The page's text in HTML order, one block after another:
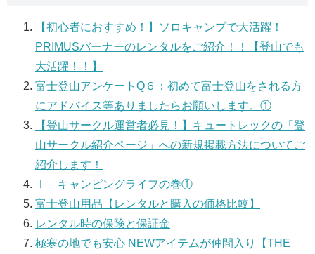
【初心者におすすめ！】ソロキャンプで大活躍！
PRIMUSバーナーのレンタルをご紹介！！【登山でも
大活躍！！】
富士登山アンケートQ６：初めて富士登山をされる方
にアドバイス等ありましたらお願いします。①
【登山サークル運営者必見！】キュートレックの「登
山サークル紹介ページ」への新規掲載方法についてご
紹介します！
Ⅰ キャンピングライフの巻①
富士登山用品【レンタルと購入の価格比較】
レンタル時の保険と保証金
極寒の地でも安心 NEWアイテムが仲間入り【THE